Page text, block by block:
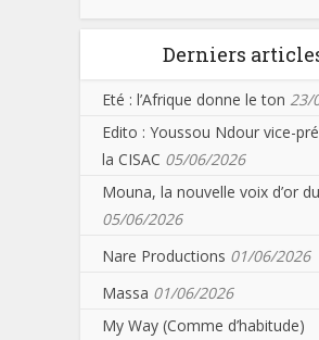
Derniers
Eté : l’Afrique donne le ton 23/
Edito : Youssou Ndour vice-
la CISAC 05/06/2026
Mouna, la nouvelle voix d’or
05/06/2026
Nare Productions 01/06/2026
Massa 01/06/2026
My Way (Comme d’habitude)